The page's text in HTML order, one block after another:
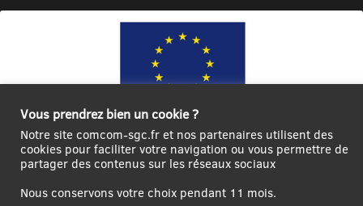
Ce site internet a été cofinancé par l’Union européenne avec le Fonds
Européen de Développement Régional à hauteur de 12 572€
Créer un
Contact
Plan
Vous prendrez bien un cookie ?
Notre site comcom-sgc.fr et nos partenaires utilisent des
cookies pour faciliter votre navigation ou vous permettre de
partager des contenus sur les réseaux sociaux
Nous conservons votre choix pendant 11 mois.